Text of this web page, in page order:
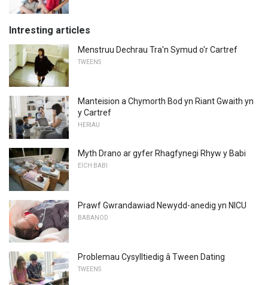
Intresting articles
Menstruu Dechrau Tra'n Symud o'r Cartref
TWEENS
Manteision a Chymorth Bod yn Riant Gwaith yn
y Cartref
HERIAU
Myth Drano ar gyfer Rhagfynegi Rhyw y Babi
EICH BABI
Prawf Gwrandawiad Newydd-anedig yn NICU
BABANOD
Problemau Cysylltiedig â Tween Dating
TWEENS